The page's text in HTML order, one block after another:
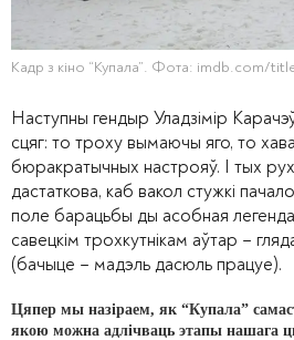
Кадр з кіно “Купала”. Фота: imdb.com/
Наступны гендыр Уладзімір
сцяг: то троху вымаючы яго, то
бюракратычных настрояў. І тых
дастаткова, каб вакол стужкі
поле барацьбы ды асобная
савецкім трохкутнікам аўтар –
(бачыце – мадэль дасюль працуе).
Цяпер мы назіраем, як “Купала”
якою можна адлічваць этапы нашага